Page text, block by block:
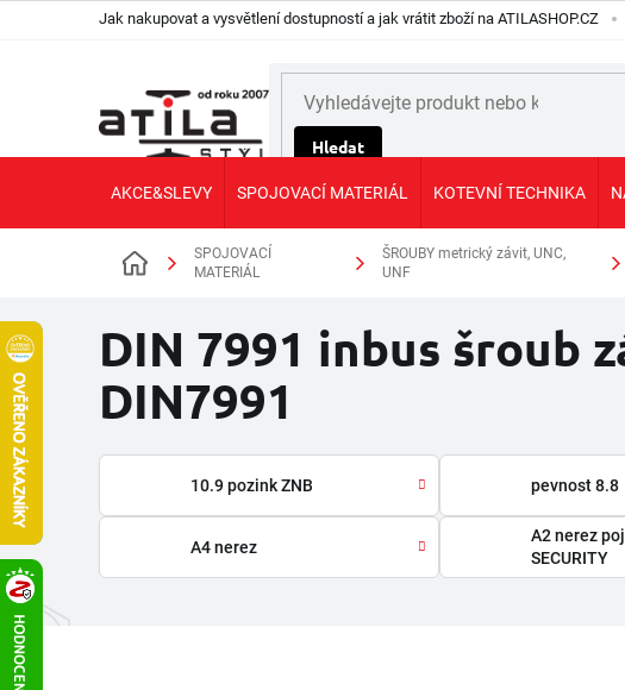
Jak nakupovat a vysvětlení dostupností a jak vrátit zboží na ATILASHOP.CZ
Hledat
AKCE&SLEVY SPOJOVACÍ MATERIÁL KOTEVNÍ TECHNIKA
Domů
SPOJOVACÍ
MATERIÁL
ŠROUBY metrický závit, UNC,
UNF
DIN 7991 inbus šroub
DIN7991
10.9 pozink ZNB pevnost 8.8
A4 nerez
A2 nerez
SECURITY